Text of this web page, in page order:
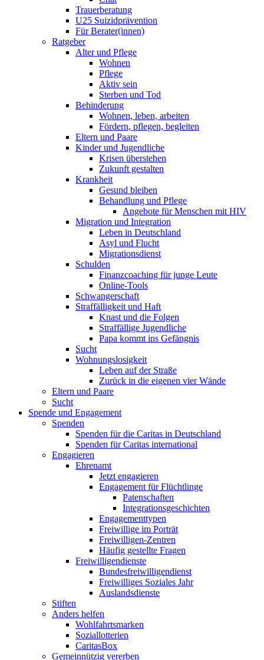
Trauerberatung
U25 Suizidprävention
Für Berater(innen)
Ratgeber
Alter und Pflege
Wohnen
Pflege
Aktiv sein
Sterben und Tod
Behinderung
Wohnen, leben, arbeiten
Fördern, pflegen, begleiten
Eltern und Paare
Kinder und Jugendliche
Krisen überstehen
Zukunft gestalten
Krankheit
Gesund bleiben
Behandlung und Pflege
Angebote für Menschen mit HIV
Migration und Integration
Leben in Deutschland
Asyl und Flucht
Migrationsdienst
Schulden
Finanzcoaching für junge Leute
Online-Tools
Schwangerschaft
Straffälligkeit und Haft
Knast und die Folgen
Straffällige Jugendliche
Papa kommt ins Gefängnis
Sucht
Wohnungslosigkeit
Leben auf der Straße
Zurück in die eigenen vier Wände
Eltern und Paare
Sucht
Spende und Engagement
Spenden
Spenden für die Caritas in Deutschland
Spenden für Caritas international
Engagieren
Ehrenamt
Jetzt engagieren
Engagement für Flüchtlinge
Patenschaften
Integrationsgeschichten
Engagementtypen
Freiwillige im Porträt
Freiwilligen-Zentren
Häufig gestellte Fragen
Freiwilligendienste
Bundesfreiwilligendienst
Freiwilliges Soziales Jahr
Auslandsdienste
Stiften
Anders helfen
Wohlfahrtsmarken
Soziallotterien
CaritasBox
Gemeinnützig vererben